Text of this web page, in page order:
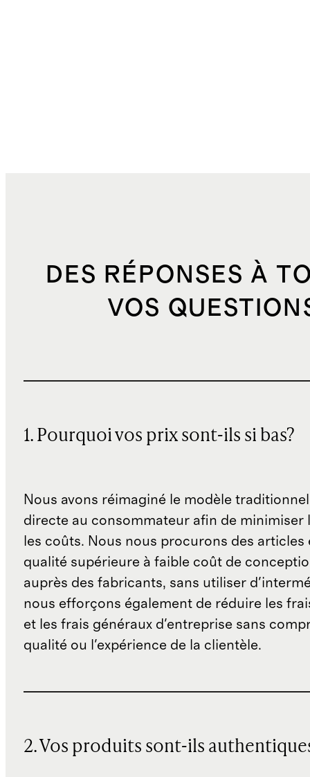
DES RÉPONSES À
VOS
1. Pourquoi vos prix sont-ils si bas?
Nous avons réimaginé le modèle
directe au consommateur afin de minimiser
les coûts. Nous nous procurons des articles
qualité supérieure à faible coût de
auprès des fabricants, sans utiliser
nous efforçons également de réduire les
et les frais généraux d'entreprise sans
qualité ou l'expérience de la clientèle.
2. Vos produits sont-ils